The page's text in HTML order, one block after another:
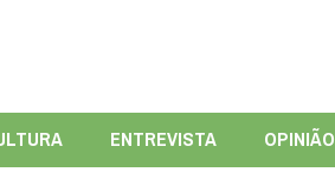
ENTREVISTA OPINIÃO